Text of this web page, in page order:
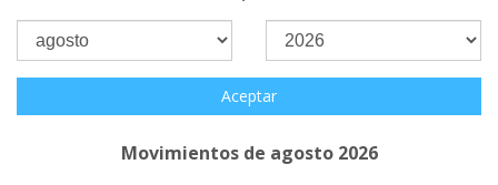
Aceptar
Movimientos de agosto 2026